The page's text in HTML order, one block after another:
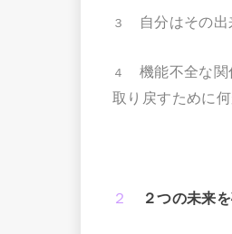
３ 自分はその出
４
機能不全な関
取り戻すために
２ ２つの未来